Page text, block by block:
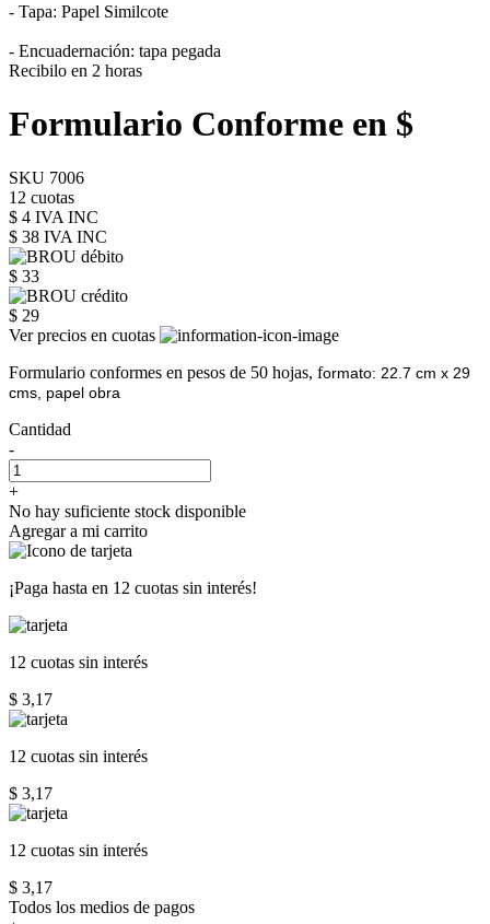
- Tapa: Papel Similcote
- Encuadernación: tapa pegada
Recibilo en 2 horas
Formulario Conforme en $
SKU 7006
12 cuotas
$ 4 IVA INC
$ 38 IVA INC
$ 33
$ 29
Ver precios en cuotas
Formulario conformes en pesos de 50 hojas, formato: 22.7 cm x 29
cms, papel obra
Cantidad
-
+
No hay suficiente stock disponible
Agregar a mi carrito
¡Paga hasta en 12 cuotas sin interés!
12 cuotas sin interés
$ 3,17
12 cuotas sin interés
$ 3,17
12 cuotas sin interés
$ 3,17
Todos los medios de pagos